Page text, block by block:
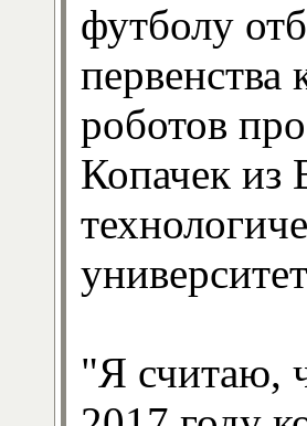
футболу
первенства
роботов
Копачек из
"Я считаю,